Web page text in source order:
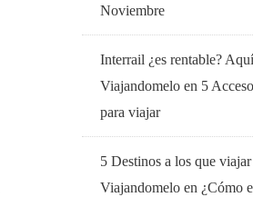
Noviembre
Interrail ¿es rentable?
Viajandomelo en 5
para viajar
5 Destinos a los que
Viajandomelo en ¿Cómo